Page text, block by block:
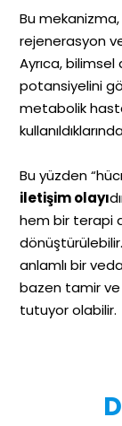
Bu
rejenerasyon
Ayrıca,
potansiyelini
metabolik
Bu yüzden
iletişim olayı
hem bir terapi
anlamlı bir
bazen tamir ve
tutuyor olabilir.